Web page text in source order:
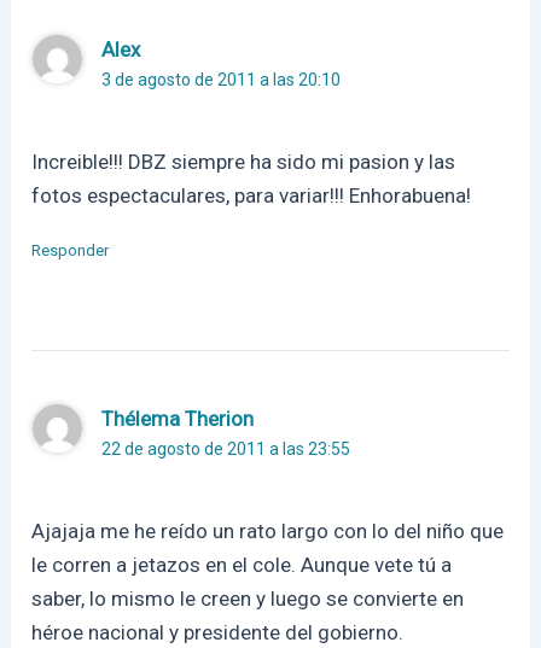
Alex
3 de agosto de 2011 a las 20:10
Increible!!! DBZ siempre ha sido mi pasion y las
fotos espectaculares, para variar!!! Enhorabuena!
Responder
Thélema Therion
22 de agosto de 2011 a las 23:55
Ajajaja me he reído un rato largo con lo del niño que
le corren a jetazos en el cole. Aunque vete tú a
saber, lo mismo le creen y luego se convierte en
héroe nacional y presidente del gobierno.